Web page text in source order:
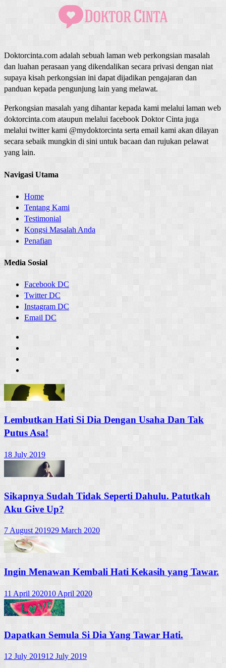
Doktorcinta.com adalah sebuah laman web perkongsian masalah
dan luahan perasaan yang dikendalikan secara privasi dengan niat
supaya kisah perkongsian ini dapat dijadikan pengajaran dan
panduan kepada pengunjung lain yang melawat.
Perkongsian masalah yang dihantar kepada kami melalui laman web
doktorcinta.com ataupun melalui facebook Doktor Cinta juga
melalui twitter kami @mydoktorcinta serta email kami akan dilayan
secara sebaik mungkin di sini untuk bacaan dan rujukan pelawat
yang lain.
Navigasi Utama
Home
Tentang Kami
Testimonial
Kongsi Masalah Anda
Penafian
Media Sosial
Facebook DC
Twitter DC
Instagram DC
Email DC
Lembutkan Hati Si Dia Dengan Usaha Dan Tak
Putus Asa!
18 July 2019
Sikapnya Sudah Tidak Seperti Dahulu. Patutkah
Aku Give Up?
7 August 201929 March 2020
Ingin Menawan Kembali Hati Kekasih yang Tawar.
11 April 202010 April 2020
Dapatkan Semula Si Dia Yang Tawar Hati.
12 July 201912 July 2019